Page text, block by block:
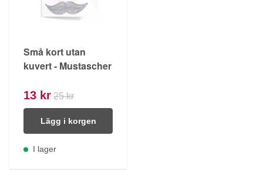
Små kort utan
kuvert - Mustascher
13 kr 25 kr
Lägg i korgen
I lager